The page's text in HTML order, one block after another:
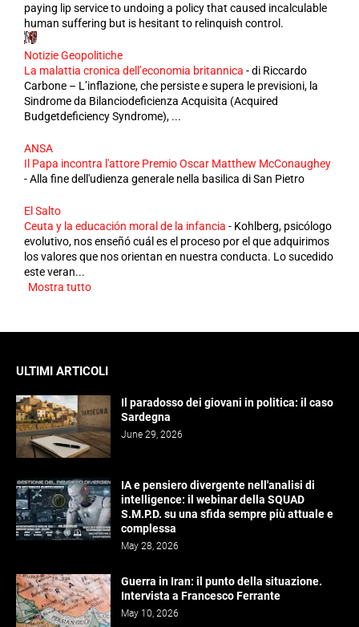
paying lip service to undoing a policy that caused incalculable
human suffering but is hesitant to relinquish control.
Notizie Geopolitiche
La malattia cronica dell’economia britannica -di Riccardo
Carbone – L’inflazione, che persiste e supera le previsioni, la
Sindrome da Bilanciodeficienza Acquisita (Acquired
Budgetdeficiency Syndrome), ...
ANSA
Il Papa incontra l'attore Premio Oscar Matthew McConaughey
-Alla fine dell'udienza generale nella basilica di San Pietro
El Salto
Ceuta y la educación moral de la infancia - Kohlberg, psicólogo
evolutivo, nos enseñó cuál es el proceso por el que adquirimos
los valores que nos orientan en nuestra conducta. Lo sucedido
este veran...
Mostra tutto
ULTIMI ARTICOLI
Il paradosso dei giovani in politica: il caso
Sardegna
June 29, 2026
IA e pensiero divergente nell'analisi di
intelligence: il webinar della SQUAD
S.M.P.D. su una sfida sempre più attuale e
complessa
May 28, 2026
Guerra in Iran: il punto della situazione.
Intervista a Francesco Ferrante
May 10, 2026